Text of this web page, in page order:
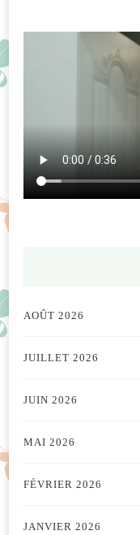
AOÛT 2026
JUILLET 2026
JUIN 2026
MAI 2026
FÉVRIER 2026
JANVIER 2026